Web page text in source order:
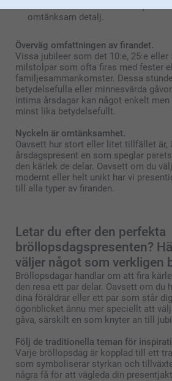
omtänksam detalj.
Överväg omfattningen av firandet.
Vissa jubileer som det 10:e, 25:e eller
milstolpar som ofta firas med fester
familjesammankomster. Dessa
betydelsefulla eller minnesvärda
intima årsdagar kan något enkelt
minst lika betydelsefullt.
Nyckeln är omtänksamhet.
Oavsett hur stort eller litet tillfället är,
årsdagspresent en som speglar
den kärlek de delar. Oavsett om du
modernt eller helt unikt har vi
till alla typer av firanden.
Letar du efter den perfekta
bröllopsdagspresenten?
väljer något som verkligen
Bröllopsdagar handlar om att fira
den resa ett par delar. Oavsett om du
dina föräldrar eller ett par som står
ögonblicket ännu mer speciellt att
gåva, särskilt en som knyter an till
Följ de traditionella teman för
Varje bröllopsdag är kopplad till ett
som symboliserar styrkan och
några få för att vägleda din